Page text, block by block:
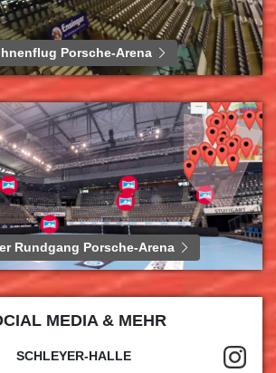
Porsche-Arena
Rundgang Porsche-Arena
MEDIA & MEHR
SCHLEYER-HALLE